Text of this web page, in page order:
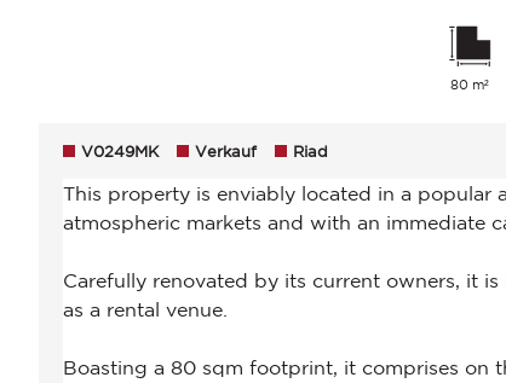
80 m²
V0249MK Verkauf Riad